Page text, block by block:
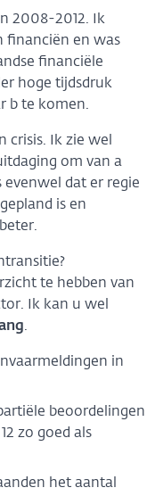
2008-2012. Ik
financiën en was
financiële
hoge tijdsdruk
b te komen.
crisis. Ik zie wel
om van a
evenwel dat er regie
is en
te hebben van
Ik kan u wel
.
in
beoordelingen
zo goed als
het aantal